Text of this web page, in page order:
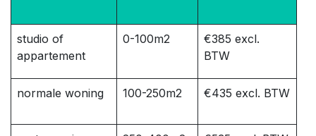
studio of
appartement
0-100m2
€385 excl.
BTW
normale woning 100-250m2 €435 excl. BTW